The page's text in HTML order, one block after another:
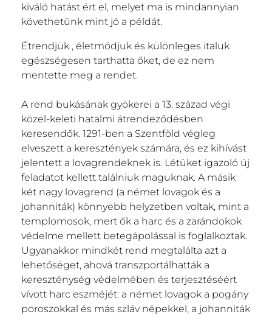
kiváló hatást ért el, melyet ma is mindannyian
követhetünk mint jó a példát.
Étrendjük , életmódjuk és különleges italuk
egészségesen tarthatta őket, de ez nem
mentette meg a rendet.
A rend bukásának gyökerei a 13. század végi
közel-keleti hatalmi átrendeződésben
keresendők. 1291-ben a Szentföld végleg
elveszett a keresztények számára, és ez kihívást
jelentett a lovagrendeknek is. Létüket igazoló új
feladatot kellett találniuk maguknak. A másik
két nagy lovagrend (a német lovagok és a
johanniták) könnyebb helyzetben voltak, mint a
templomosok, mert ők a harc és a zarándokok
védelme mellett betegápolással is foglalkoztak.
Ugyanakkor mindkét rend megtalálta azt a
lehetőséget, ahová transzportálhatták a
kereszténység védelmében és terjesztéséért
vívott harc eszméjét: a német lovagok a pogány
poroszokkal és más szláv népekkel, a johanniták